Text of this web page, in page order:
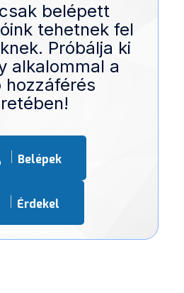
belépett
tehetnek fel
Próbálja ki
alkalommal a
hozzáférés
Belépek
Érdekel